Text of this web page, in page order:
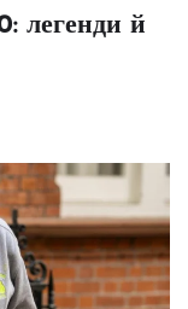
легенди й